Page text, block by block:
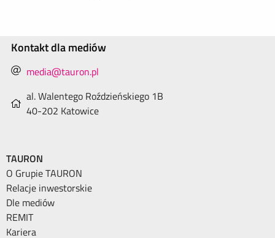
Kontakt dla mediów
media@tauron.pl
al. Walentego Roździeńskiego 1B
40-202 Katowice
TAURON
O Grupie TAURON
Relacje inwestorskie
Dle mediów
REMIT
Kariera